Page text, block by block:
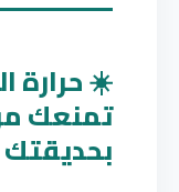
☀️ حرارة
تمنعك
بحديقتك